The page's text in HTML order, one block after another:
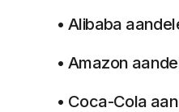
• Alibaba
• Amazon
• Coca-Cola